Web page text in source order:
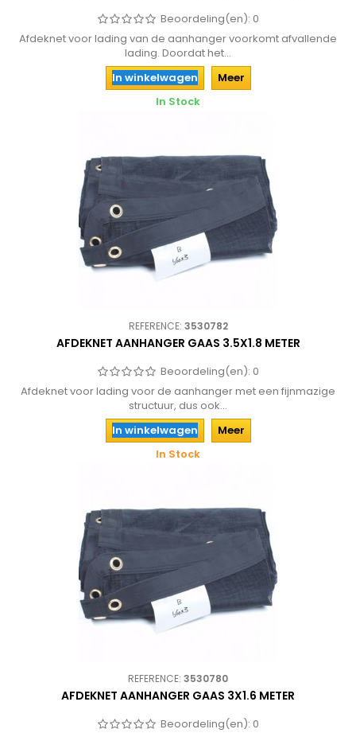
Beoordeling(en): 0
Afdeknet voor lading van de aanhanger voorkomt afvallende
lading. Doordat het...
In winkelwagen
Meer
In Stock
REFERENCE: 3530782
AFDEKNET AANHANGER GAAS 3.5X1.8 METER
Beoordeling(en): 0
Afdeknet voor lading voor de aanhanger met een fijnmazige
structuur, dus ook...
In winkelwagen
Meer
In Stock
REFERENCE: 3530780
AFDEKNET AANHANGER GAAS 3X1.6 METER
Beoordeling(en): 0